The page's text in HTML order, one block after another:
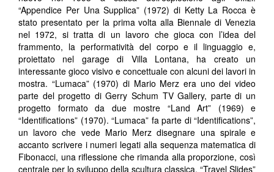
“Appendice Per Una Supplica” (1972) di Ketty La Rocca è
stato presentato per la prima volta alla Biennale di Venezia
nel 1972, si tratta di un lavoro che gioca con l’idea del
frammento, la performatività del corpo e il linguaggio e,
proiettato nel garage di Villa Lontana, ha creato un
interessante gioco visivo e concettuale con alcuni dei lavori in
mostra. “Lumaca” (1970) di Mario Merz era uno dei video
parte del progetto di Gerry Schum TV Gallery, parte di un
progetto formato da due mostre “Land Art” (1969) e
“Identifications” (1970). “Lumaca” fa parte di “Identifications”,
un lavoro che vede Mario Merz disegnare una spirale e
accanto scrivere i numeri legati alla sequenza matematica di
Fibonacci, una riflessione che rimanda alla proporzione, così
centrale per lo sviluppo della scultura classica. “Travel Slides”